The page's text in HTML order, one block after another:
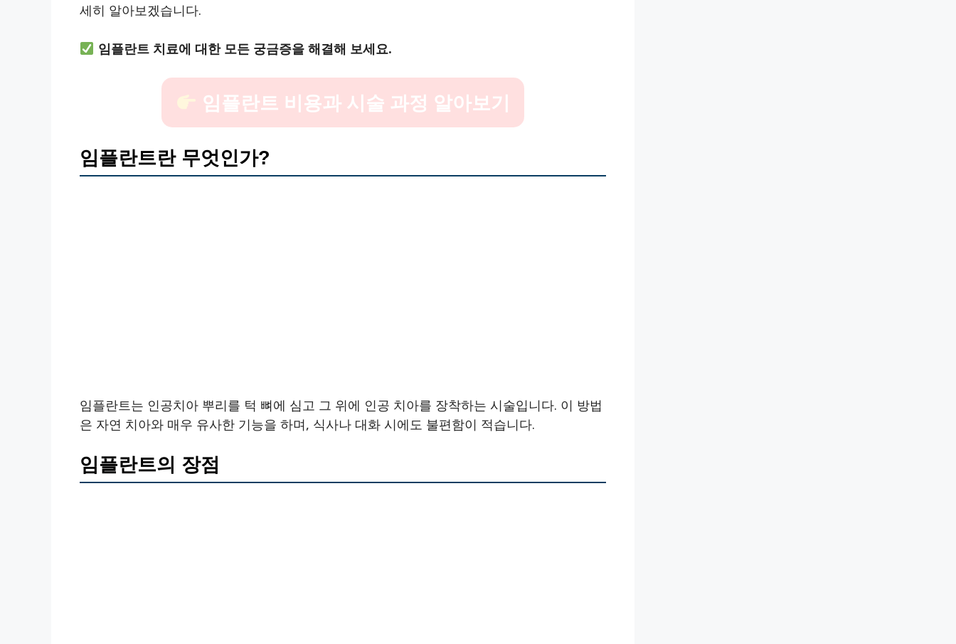
세히 알아보겠습니다.
임플란트 치료에 대한 모든 궁금증을 해결해 보세요.
임플란트 비용과 시술 과정 알아보기
임플란트란 무엇인가?
임플란트는 인공치아 뿌리를 턱 뼈에 심고 그 위에 인공 치아를 장착하는 시술입니다. 이 방법
은 자연 치아와 매우 유사한 기능을 하며, 식사나 대화 시에도 불편함이 적습니다.
임플란트의 장점